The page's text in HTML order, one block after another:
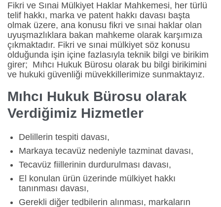
Fikri ve Sınai Mülkiyet Haklar Mahkemesi, her türlü
telif hakkı, marka ve patent hakkı davası başta
olmak üzere, ana konusu fikri ve sınai haklar olan
uyuşmazlıklara bakan mahkeme olarak karşımıza
çıkmaktadır. Fikri ve sınai mülkiyet söz konusu
olduğunda işin içine fazlasıyla teknik bilgi ve birikim
girer; Mıhcı Hukuk Bürosu olarak bu bilgi birikimini
ve hukuki güvenliği müvekkillerimize sunmaktayız.
Mıhcı Hukuk Bürosu olarak
Verdiğimiz Hizmetler
Delillerin tespiti davası,
Markaya tecavüz nedeniyle tazminat davası,
Tecavüz fiillerinin durdurulması davası,
El konulan ürün üzerinde mülkiyet hakkı
tanınması davası,
Gerekli diğer tedbilerin alınması, markaların